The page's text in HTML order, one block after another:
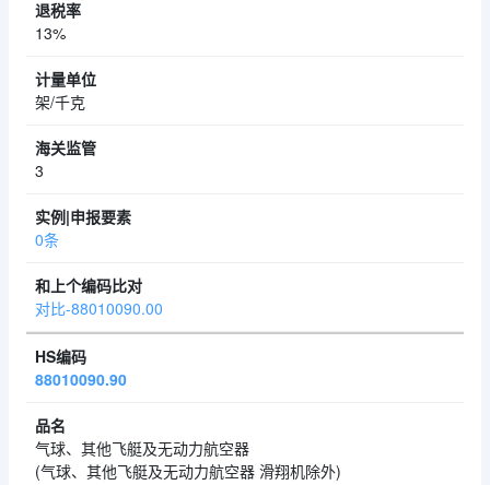
13%
架/千克
3
0条
对比-88010090.00
88010090.90
气球、其他飞艇及无动力航空器
(气球、其他飞艇及无动力航空器 滑翔机除外)